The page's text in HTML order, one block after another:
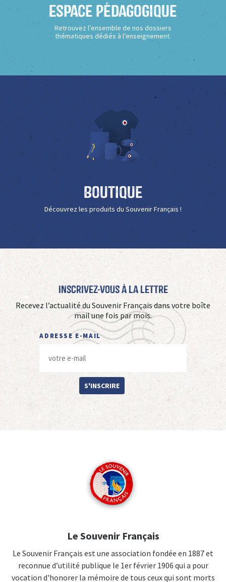
Espace Pédagogique
Retrouvez l’ensemble de nos dossiers
thématiques dédiés à l’enseignement.
Boutique
Découvrez les produits du Souvenir Français !
Inscrivez-vous à La Lettre
Recevez l’actualité du Souvenir Français dans votre boîte
mail une fois par mois.
ADRESSE E-MAIL
S'INSCRIRE
Le Souvenir Français
Le Souvenir Français est une association fondée en 1887 et
reconnue d’utilité publique le 1er février 1906 qui a pour
vocation d'honorer la mémoire de tous ceux qui sont morts